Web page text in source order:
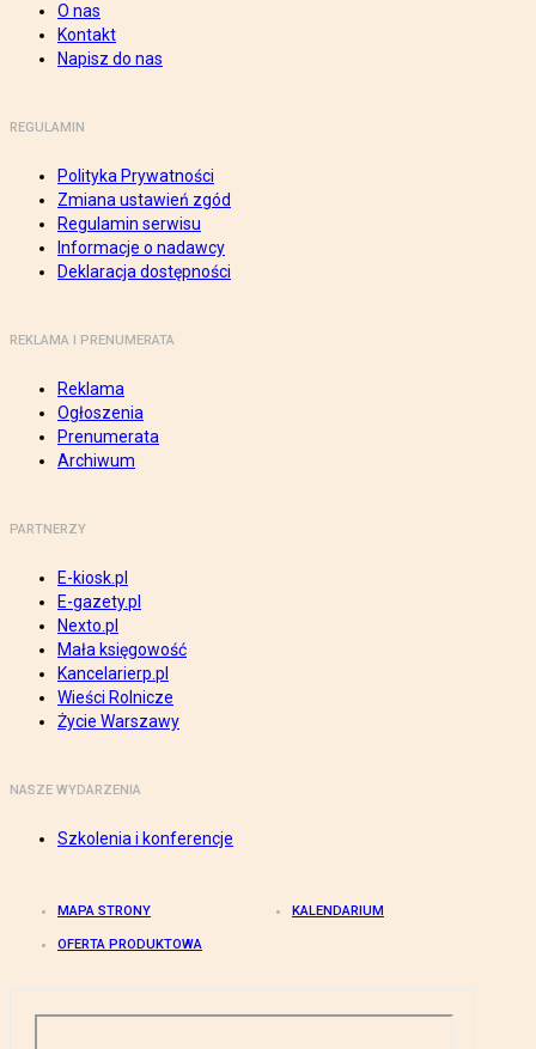
O nas
Kontakt
Napisz do nas
REGULAMIN
Polityka Prywatności
Zmiana ustawień zgód
Regulamin serwisu
Informacje o nadawcy
Deklaracja dostępności
REKLAMA I PRENUMERATA
Reklama
Ogłoszenia
Prenumerata
Archiwum
PARTNERZY
E-kiosk.pl
E-gazety.pl
Nexto.pl
Mała księgowość
Kancelarierp.pl
Wieści Rolnicze
Życie Warszawy
NASZE WYDARZENIA
Szkolenia i konferencje
MAPA STRONY KALENDARIUM
OFERTA PRODUKTOWA